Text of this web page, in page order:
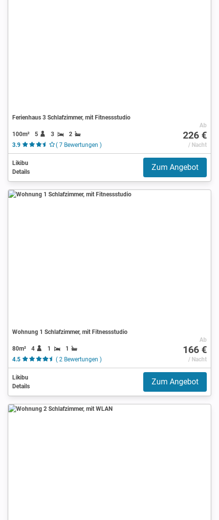
Ferienhaus 3 Schlafzimmer, mit Fitnessstudio
100m² 5 3
2
3.9
( 7 Bewertungen )
Ab
226 €
/ Nacht
Likibu
Details
Zum Angebot
Wohnung 1 Schlafzimmer, mit Fitnessstudio
80m² 4 1
1
4.5
( 2 Bewertungen )
Ab
166 €
/ Nacht
Likibu
Details
Zum Angebot